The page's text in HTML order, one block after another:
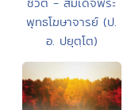
พุทธโฆษาจารย์ (ป.
อ. ปยุตฺโต)